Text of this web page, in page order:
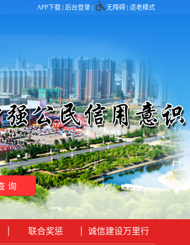
APP下载 | 后台登录 | 无障碍 | 适老模式
联合奖惩 诚信建设万里行